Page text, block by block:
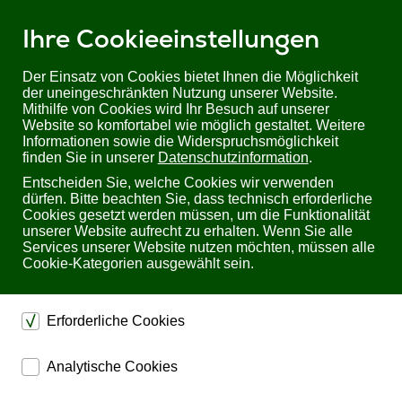
Ihre Cookieeinstellungen
Der Einsatz von Cookies bietet Ihnen die Möglichkeit
der uneingeschränkten Nutzung unserer Website.
Mithilfe von Cookies wird Ihr Besuch auf unserer
Website so komfortabel wie möglich gestaltet. Weitere
Informationen sowie die Widerspruchsmöglichkeit
finden Sie in unserer Datenschutzinformation.
Entscheiden Sie, welche Cookies wir verwenden
dürfen. Bitte beachten Sie, dass technisch erforderliche
Cookies gesetzt werden müssen, um die Funktionalität
unserer Website aufrecht zu erhalten. Wenn Sie alle
Services unserer Website nutzen möchten, müssen alle
Cookie-Kategorien ausgewählt sein.
Erforderliche Cookies
dienen dem technischen einwandfreien Betrieb unserer
Website.
Analytische Cookies
Sie befinden sich hier:Startseite Produkte Audiotechnik
Professionelle Audiotechnik
Unverbindlich Informationen
anfordern
benachrichtigt.